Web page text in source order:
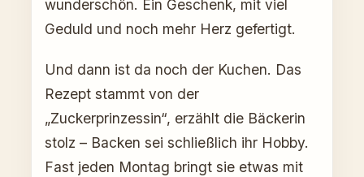
wunderschön. Ein Geschenk, mit viel
Geduld und noch mehr Herz gefertigt.
Und dann ist da noch der Kuchen. Das
Rezept stammt von der
„Zuckerprinzessin“, erzählt die Bäckerin
stolz – Backen sei schließlich ihr Hobby.
Fast jeden Montag bringt sie etwas mit